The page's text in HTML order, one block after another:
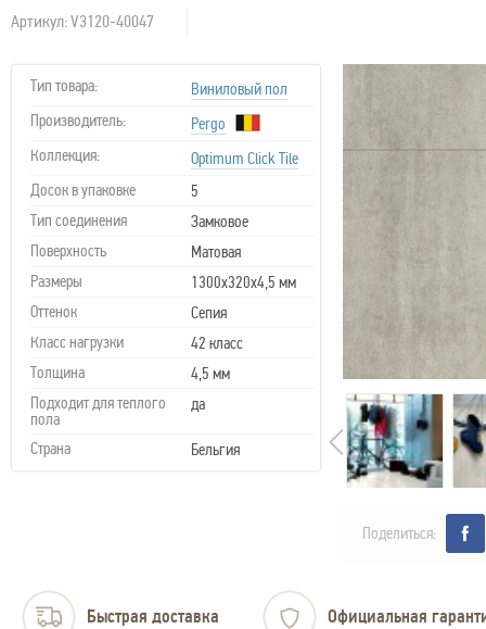
Артикул: V3120-40047
Тип товара:
Виниловый пол
Производитель:
Pergo
Коллекция:
Optimum Click Tile
Досок в упаковке
5
Тип соединения
Замковое
Поверхность
Матовая
Размеры
1300x320х4,5 мм
Оттенок
Сепия
Класс нагрузки
42 класс
Толщина
4,5 мм
Подходит для теплого
пола
да
Страна Бельгия
Поделиться:
Быстрая доставка Официальная